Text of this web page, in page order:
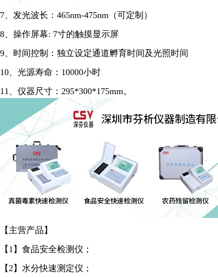
7、发光波长：465nm-475nm（可定制）
8、操作屏幕: 7寸的触摸显示屏
9、时间控制：独立设定通道孵育时间及光照时间
10、光源寿命：10000小时
11、仪器尺寸：295*300*175mm。
【主营产品】
【1】食品安全检测仪；
【2】水分快速测定仪；